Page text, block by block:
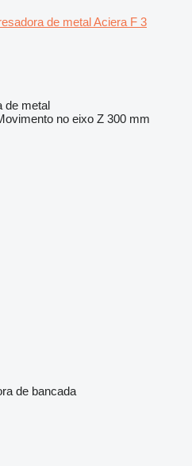
de metal Aciera F 3
de metal
no eixo Z 300 mm
de bancada